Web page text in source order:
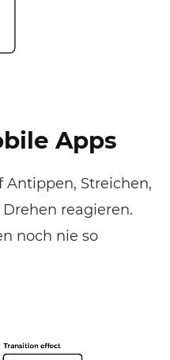
Apps
Antippen, Streichen,
reagieren.
noch nie so